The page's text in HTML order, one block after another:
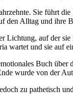
Sie führt
den Alltag und ihre
Lichtung, auf der
wartet und sie auf
Buch über
wurde von der
zu pathetisch